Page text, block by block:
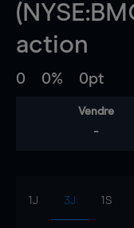
action
0 0% 0pt
Vendre
-
1J 3J 1S